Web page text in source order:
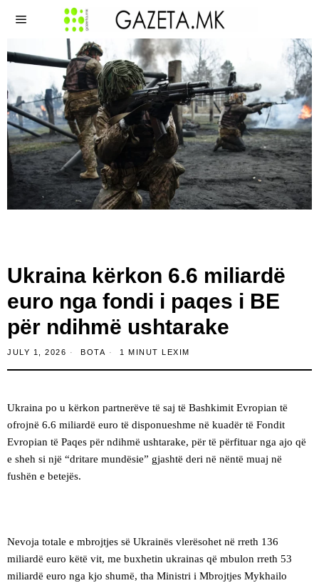
Ukraina kërkon 6.6 miliardë
euro nga fondi i paqes i BE
për ndihmë ushtarake
JULY 1, 2026 BOTA 1 MINUT LEXIM
Ukraina po u kërkon partnerëve të saj të Bashkimit Evropian të
ofrojnë 6.6 miliardë euro të disponueshme në kuadër të Fondit
Evropian të Paqes për ndihmë ushtarake, për të përfituar nga ajo që
e sheh si një “dritare mundësie” gjashtë deri në nëntë muaj në
fushën e betejës.
Nevoja totale e mbrojtjes së Ukrainës vlerësohet në rreth 136
miliardë euro këtë vit, me buxhetin ukrainas që mbulon rreth 53
miliardë euro nga kjo shumë, tha Ministri i Mbrojtjes Mykhailo